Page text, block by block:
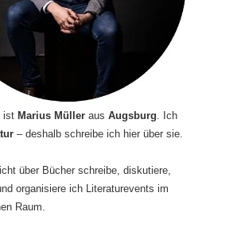
ist Marius Müller aus Augsburg. Ich
– deshalb schreibe ich hier über sie.
über Bücher schreibe, diskutiere,
organisiere ich Literaturevents im
Raum.